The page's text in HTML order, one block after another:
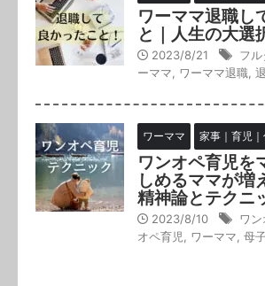
ワーママ退職し
と｜人生の大選
2023/8/21 フ
ーママ
ワーママ退職
ワーママ 家事｜育児
ワンオペ育児を
しめるママが増
精神論とテクニ
2023/8/10 ワ
オペ育児
ワーママ 母